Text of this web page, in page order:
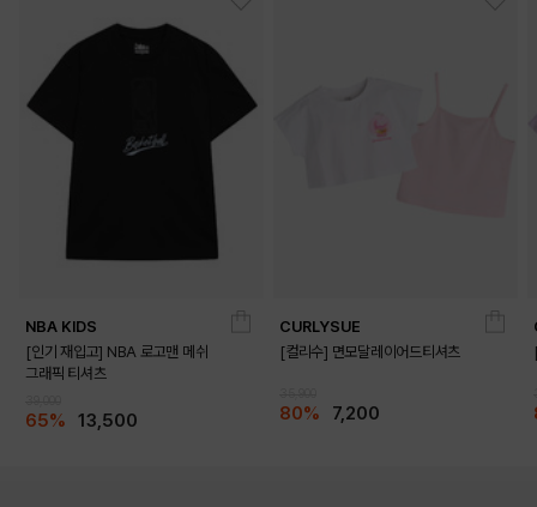
NBA KIDS
[인기 재입고] NBA 로고맨 메쉬
그래픽 티셔츠
65% 13,500
CURLYSUE
[컬리수] 면모달레이어드티셔츠
80% 7,200